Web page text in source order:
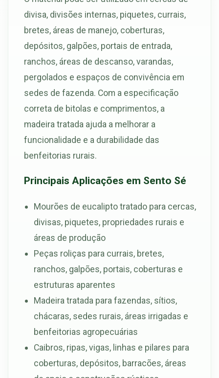
divisa, divisões internas, piquetes, currais,
bretes, áreas de manejo, coberturas,
depósitos, galpões, portais de entrada,
ranchos, áreas de descanso, varandas,
pergolados e espaços de convivência em
sedes de fazenda. Com a especificação
correta de bitolas e comprimentos, a
madeira tratada ajuda a melhorar a
funcionalidade e a durabilidade das
benfeitorias rurais.
Principais Aplicações em Sento Sé
Mourões de eucalipto tratado para cercas,
divisas, piquetes, propriedades rurais e
áreas de produção
Peças roliças para currais, bretes,
ranchos, galpões, portais, coberturas e
estruturas aparentes
Madeira tratada para fazendas, sítios,
chácaras, sedes rurais, áreas irrigadas e
benfeitorias agropecuárias
Caibros, ripas, vigas, linhas e pilares para
coberturas, depósitos, barracões, áreas